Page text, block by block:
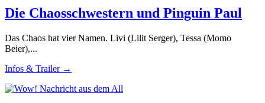
Die Chaosschwestern und Pinguin Paul
Das Chaos hat vier Namen. Livi (Lilit Serger), Tessa (Momo
Beier),...
Infos & Trailer →